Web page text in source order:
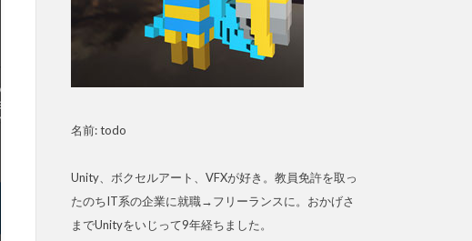
名前: todo
Unity、ボクセルアート、VFXが好き。教員免許を取っ
たのちIT系の企業に就職→フリーランスに。おかげさ
までUnityをいじって9年経ちました。